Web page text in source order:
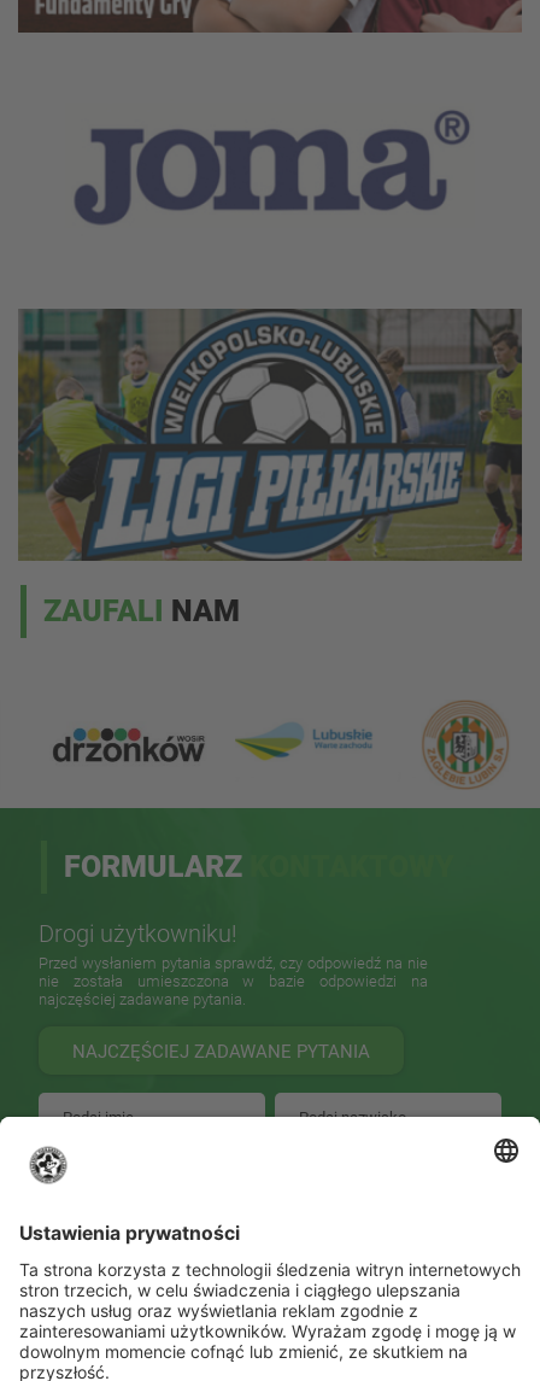
ZAUFALI NAM
FORMULARZ
Drogi użytkowniku!
Przed wysłaniem pytania sprawdź, czy odpowiedź na nie
nie została umieszczona w bazie odpowiedzi na
najczęściej zadawane pytania.
NAJCZĘŚCIEJ ZADAWANE PYTANIA